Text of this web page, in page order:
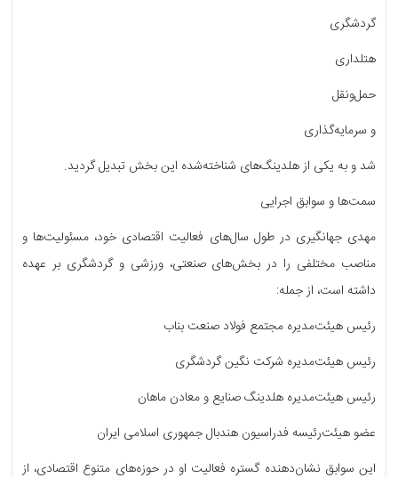
گردشگری
هتلداری
حمل‌ونقل
و سرمایه‌گذاری
شد و به یکی از هلدینگ‌های شناخته‌شده این بخش تبدیل گردید.
سمت‌ها و سوابق اجرایی
مهدی جهانگیری در طول سال‌های فعالیت اقتصادی خود، مسئولیت‌ها و
مناصب مختلفی را در بخش‌های صنعتی، ورزشی و گردشگری بر عهده
داشته است، از جمله:
رئیس هیئت‌مدیره مجتمع فولاد صنعت بناب
رئیس هیئت‌مدیره شرکت نگین گردشگری
رئیس هیئت‌مدیره هلدینگ صنایع و معادن ماهان
عضو هیئت‌رئیسه فدراسیون هندبال جمهوری اسلامی ایران
این سوابق نشان‌دهنده گستره فعالیت او در حوزه‌های متنوع اقتصادی، از